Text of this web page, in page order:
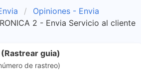
Opiniones - Envia
2 - Envia Servicio al cliente
guia)
de rastreo)